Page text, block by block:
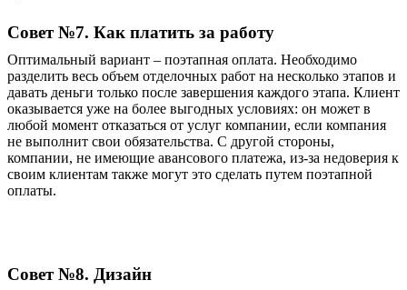
Совет №7. Как платить за работу
Оптимальный вариант – поэтапная оплата. Необходимо
разделить весь объем отделочных работ на несколько этапов и
давать деньги только после завершения каждого этапа. Клиент
оказывается уже на более выгодных условиях: он может в
любой момент отказаться от услуг компании, если компания
не выполнит свои обязательства. С другой стороны,
компании, не имеющие авансового платежа, из-за недоверия к
своим клиентам также могут это сделать путем поэтапной
оплаты.
Совет №8. Дизайн